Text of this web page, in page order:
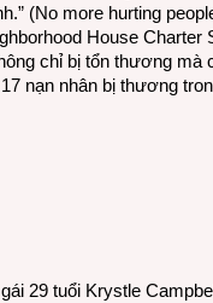
(No more hurting
House Charter
chỉ bị tổn thương
nạn nhân bị thương
29 tuổi Krystle